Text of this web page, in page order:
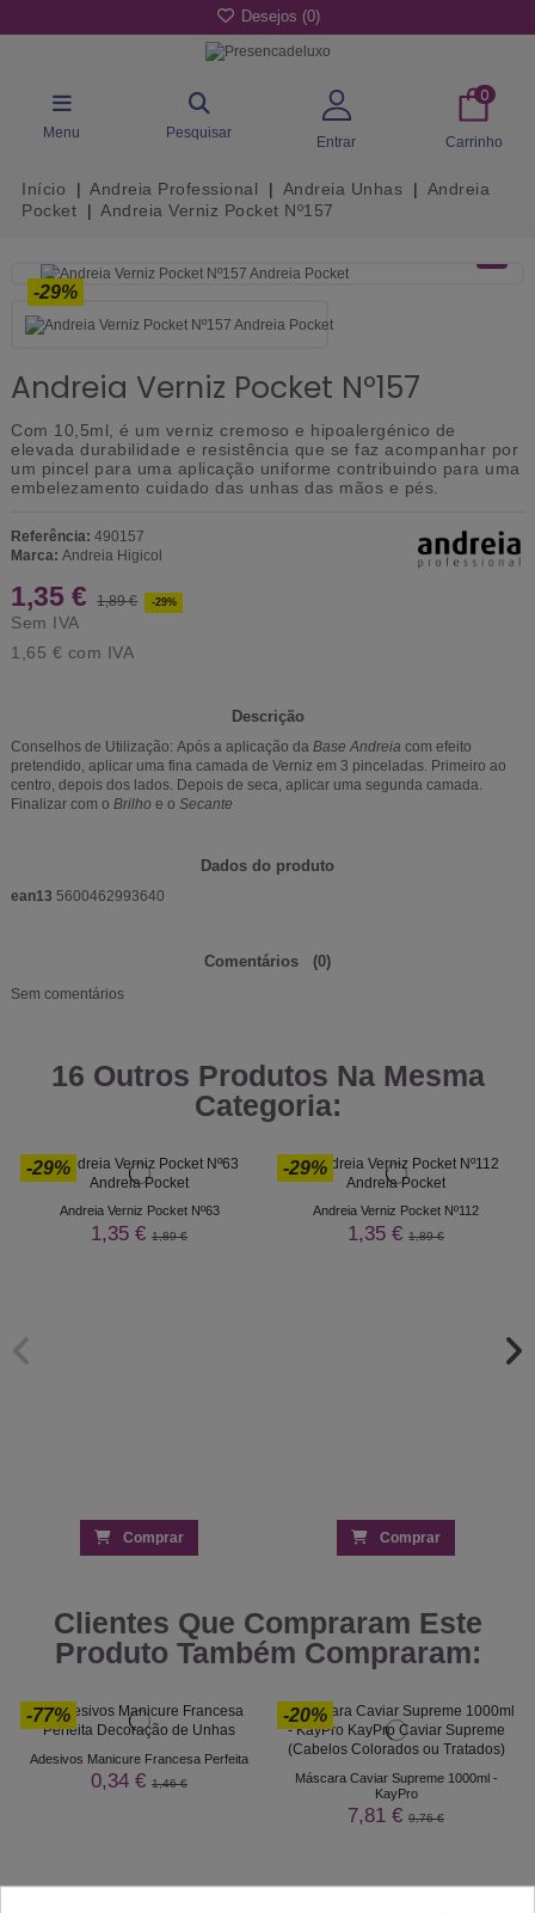
Desejos (0)
Menu Pesquisar
Entrar
0
Carrinho
Início Andreia Professional Andreia Unhas
Andreia
Pocket
Andreia Verniz Pocket Nº157
-29%
Andreia Verniz Pocket Nº157
Com 10,5ml, é um verniz cremoso e hipoalergénico de
elevada durabilidade e resistência que se faz acompanhar por
um pincel para uma aplicação uniforme contribuindo para uma
embelezamento cuidado das unhas das mãos e pés.
Referência: 490157
Marca: Andreia Higicol
1,35 € 1,89 € -29%
Sem IVA
1,65 € com IVA
Descrição
Conselhos de Utilização: Após a aplicação da Base Andreia com efeito
pretendido, aplicar uma fina camada de Verniz em 3 pinceladas. Primeiro ao
centro, depois dos lados. Depois de seca, aplicar uma segunda camada.
Finalizar com o Brilho e o Secante
Dados do produto
ean13 5600462993640
Comentários (0)
Sem comentários
16 Outros Produtos Na Mesma
Categoria:
-29%
Andreia Verniz Pocket Nº63
1,35 € 1,89 €
Comprar
-29%
Andreia Verniz Pocket Nº112
1,35 € 1,89 €
Comprar
Clientes Que Compraram Este
Produto Também Compraram:
-77%
Adesivos Manicure Francesa Perfeita
0,34 € 1,46 €
-20%
Máscara Caviar Supreme 1000ml -
KayPro
7,81 € 9,76 €